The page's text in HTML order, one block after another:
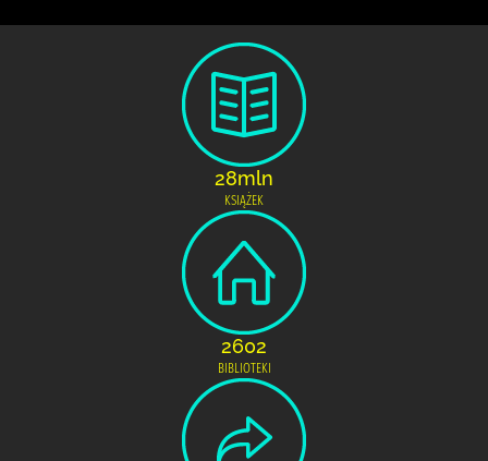
28mln
KSIĄŻEK
2602
BIBLIOTEKI